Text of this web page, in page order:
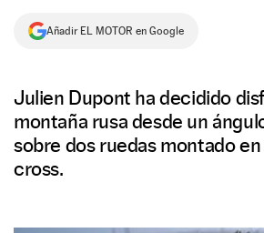
NEWSLETTER
Añadir EL MOTOR en Google
Julien Dupont ha decidido
montaña rusa desde un
sobre dos ruedas montado
cross.